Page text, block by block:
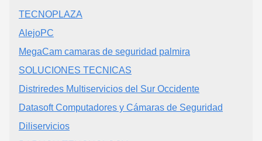
TECNOPLAZA
AlejoPC
MegaCam camaras de seguridad palmira
SOLUCIONES TECNICAS
Distriredes Multiservicios del Sur Occidente
Datasoft Computadores y Cámaras de Seguridad
Diliservicios